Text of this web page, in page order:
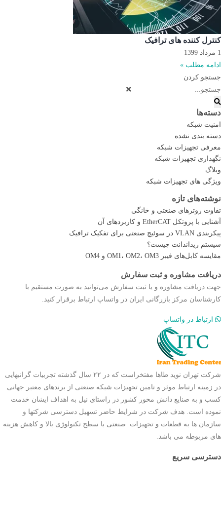
کنترل کننده های ترافیک
1 مرداد 1399
ادامه مطلب »
جستجو کردن
دسته‌ها
امنیت شبکه
دسته بندی نشده
معرفی تجهیزات شبکه
نگهداری تجهیزات شبکه
وبلاگ
ویژگی های تجهیزات شبکه
نوشته‌های تازه
تفاوت روترهای صنعتی و خانگی
آشنایی با پروتکل EtherCAT و کاربردهای آن
پیکربندی VLAN در سوئیچ صنعتی برای تفکیک ترافیک
سیستم ریداندانت چیست؟
مقایسه کابل‌های فیبر OM1، OM2، OM3 و OM4
دریافت مشاوره و ثبت سفارش
جهت دریافت مشاوره و یا ثبت سفارش می‌توانید به صورت مستقیم با
کارشناسان مرکز بازرگانی ایران در واتساپ ارتباط برقرار کنید.
ارتباط در واتساپ
شرکت تهران نوید طاها مفتخراست که در ۲۲ سال گذشته تجربیات گرانبهایی
در زمینه ارتباط موثر و تامین تجهیزات شبکه صنعتی از برندهای معتبر جهانی
کسب و به صنایع دانش محور کشور در راستای نیل به اهداف ایشان خدمت
نموده است. هدف شرکت در شرایط حاضر تسهیل دسترسی شرکتها و
سازمان ها به قطعات و تجهیزات صنعتی با سطح تکنولوژی بالا و کاهش هزینه
های مربوطه می باشد.
دسترسی سریع